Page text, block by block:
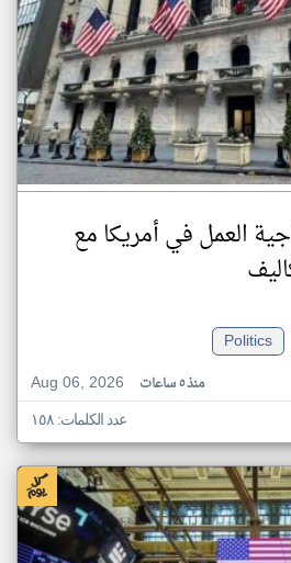
العمل في أمريكا مع
Politics
Aug 06, 2026
منذ ٥ ساعات
عدد الكلمات: ١٥٨